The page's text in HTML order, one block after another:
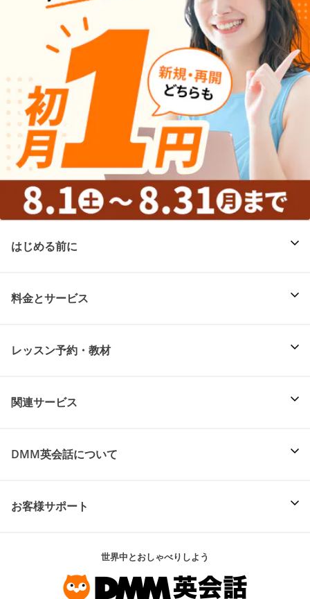
はじめる前に
料金とサービス
レッスン予約・教材
関連サービス
DMM英会話について
お客様サポート
世界中とおしゃべりしよう